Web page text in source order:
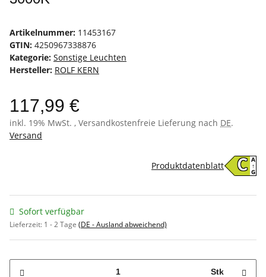
Artikelnummer: 11453167
GTIN: 4250967338876
Kategorie: Sonstige Leuchten
Hersteller: ROLF KERN
117,99 €
inkl. 19% MwSt. , Versandkostenfreie Lieferung nach DE.
Versand
C A
↑
G
Produktdatenblatt
Sofort verfügbar
Lieferzeit: 1 - 2 Tage (DE - Ausland abweichend)
Stk